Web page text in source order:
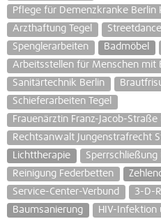
Pflege für Demenzkranke Berlin
Arzthaftung Tegel
Spenglerarbeiten
Badmöbel
Arbeitsstellen für Menschen mit
Sanitärtechnik Berlin
Schieferarbeiten Tegel
Frauenärztin Franz-Jacob-Straße
Rechtsanwalt Jungenstrafrecht
Lichttherapie
Sperrschließung
Reinigung Federbetten
Service-Center-Verbund
3-D-
Baumsanierung
HIV-Infektion